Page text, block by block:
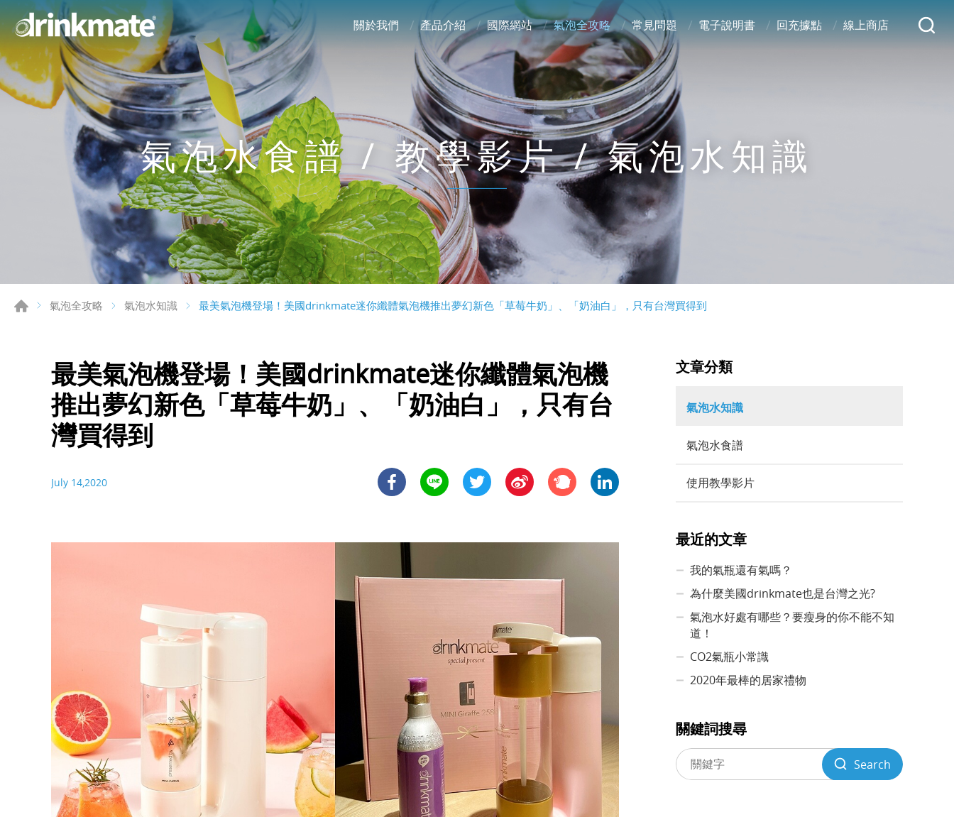
關於我們 產品介紹 國際網站 氣泡全攻略 常見問題 電子說明書 回充據點 線上商店
氣泡水食譜 / 教學影片 / 氣泡水知識
氣泡全攻略 氣泡水知識 最美氣泡機登場！美國drinkmate迷你纖體氣泡機推出夢幻新色「草莓牛奶」、「奶油白」，只有台灣買得到
最美氣泡機登場！美國drinkmate迷你纖體氣泡機
推出夢幻新色「草莓牛奶」、「奶油白」，只有台
灣買得到
July 14,2020
文章分類
氣泡水知識
氣泡水食譜
使用教學影片
最近的文章
我的氣瓶還有氣嗎？
為什麼美國drinkmate也是台灣之光?
氣泡水好處有哪些？要瘦身的你不能不知
道！
CO2氣瓶小常識
2020年最棒的居家禮物
關鍵詞搜尋
Search